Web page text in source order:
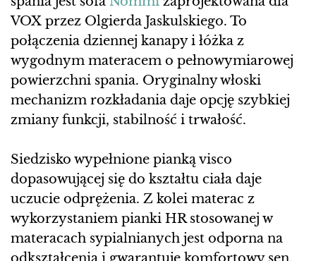
VOX przez Olgierda Jaskulskiego. To
połączenia dziennej kanapy i łóżka z
wygodnym materacem o pełnowymiarowej
powierzchni spania. Oryginalny włoski
mechanizm rozkładania daje opcję szybkiej
zmiany funkcji, stabilność i trwałość.
Siedzisko wypełnione pianką visco
dopasowującej się do kształtu ciała daje
uczucie odprężenia. Z kolei materac z
wykorzystaniem pianki HR stosowanej w
materacach sypialnianych jest odporna na